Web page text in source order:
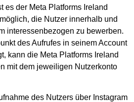
es der Meta Platforms Ireland
die Nutzer innerhalb und
interessenbezogen zu bewerben.
des Aufrufes in seinem Account
kann die Meta Platforms Ireland
mit dem jeweiligen Nutzerkonto
des Nutzers über Instagram